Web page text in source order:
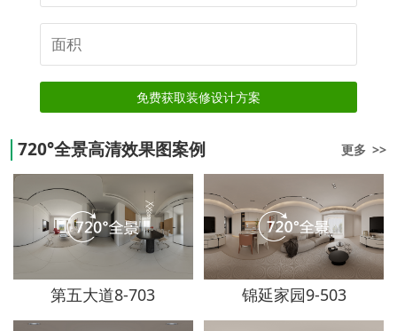
免费获取装修设计方案
720°全景高清效果图案例 更多 >>
第五大道8-703 锦延家园9-503